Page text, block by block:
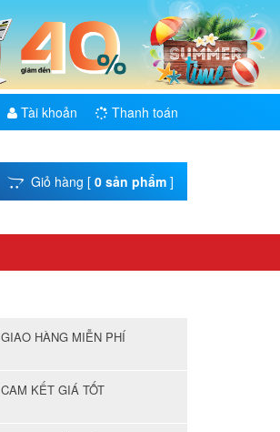
Tài khoản Thanh toán
Giỏ hàng [ 0 sản phẩm ]
GIAO HÀNG MIỄN PHÍ
CAM KẾT GIÁ TỐT